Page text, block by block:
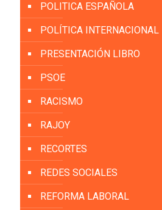
POLITICA ESPAÑOLA
POLÍTICA INTERNACIONAL
PRESENTACIÓN LIBRO
PSOE
RACISMO
RAJOY
RECORTES
REDES SOCIALES
REFORMA LABORAL